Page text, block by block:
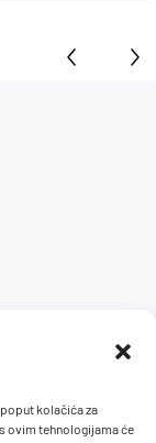
kolačića za
ovim tehnologijama će
i plaćanje